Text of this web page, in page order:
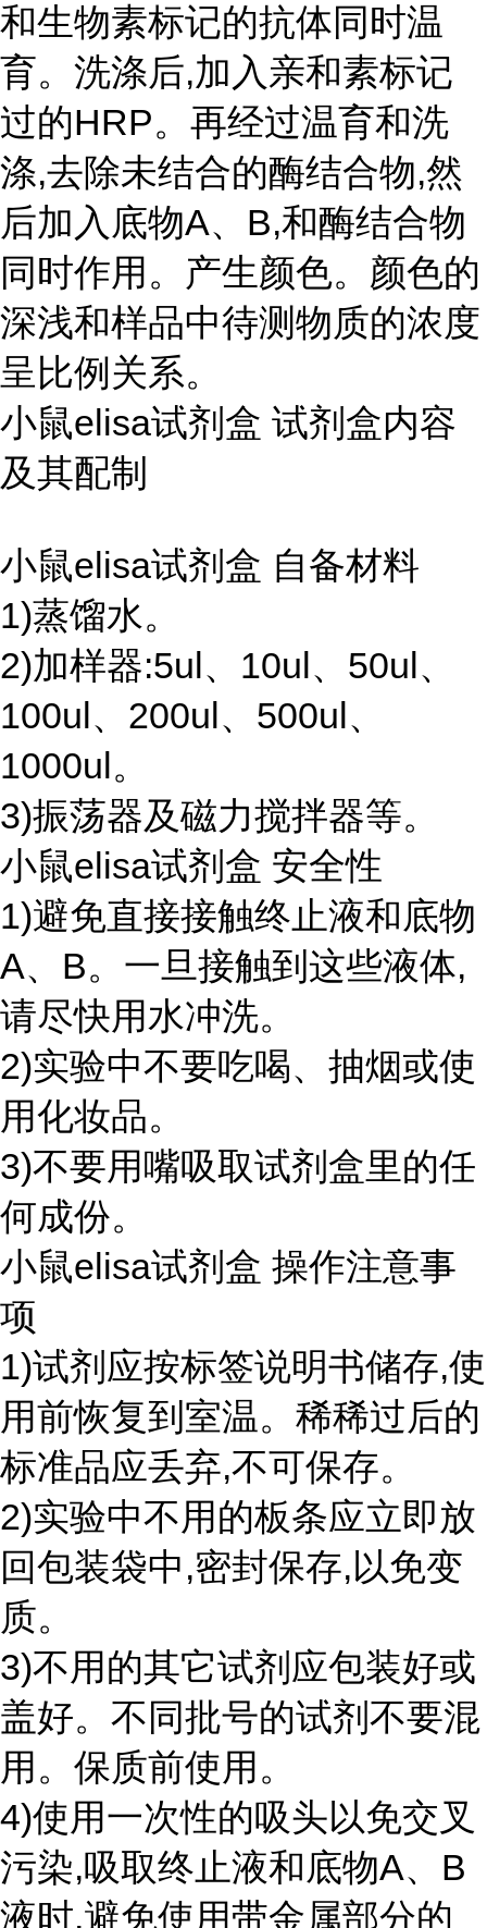
和生物素标记的抗体同时温
育。洗涤后,加入亲和素标记
过的HRP。再经过温育和洗
涤,去除未结合的酶结合物,然
后加入底物A、B,和酶结合物
同时作用。产生颜色。颜色的
深浅和样品中待测物质的浓度
呈比例关系。
小鼠elisa试剂盒 试剂盒内容
及其配制
小鼠elisa试剂盒 自备材料
1)蒸馏水。
2)加样器:5ul、10ul、50ul、
100ul、200ul、500ul、
1000ul。
3)振荡器及磁力搅拌器等。
小鼠elisa试剂盒 安全性
1)避免直接接触终止液和底物
A、B。一旦接触到这些液体,
请尽快用水冲洗。
2)实验中不要吃喝、抽烟或使
用化妆品。
3)不要用嘴吸取试剂盒里的任
何成份。
小鼠elisa试剂盒 操作注意事
项
1)试剂应按标签说明书储存,使
用前恢复到室温。稀稀过后的
标准品应丢弃,不可保存。
2)实验中不用的板条应立即放
回包装袋中,密封保存,以免变
质。
3)不用的其它试剂应包装好或
盖好。不同批号的试剂不要混
用。保质前使用。
4)使用一次性的吸头以免交叉
污染,吸取终止液和底物A、B
液时,避免使用带金属部分的